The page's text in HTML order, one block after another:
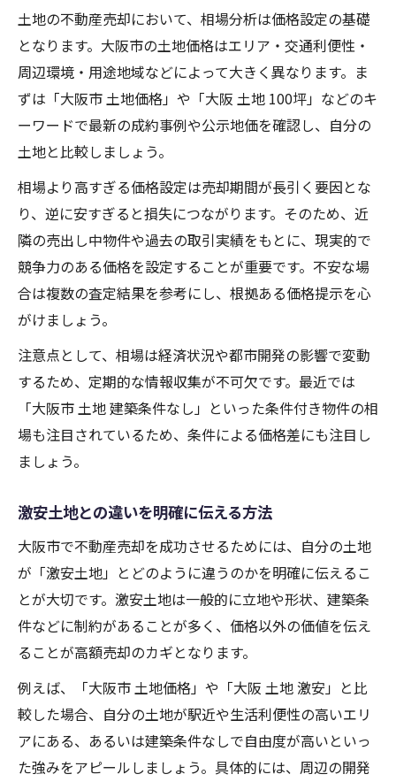
土地の不動産売却において、相場分析は価格設定の基礎
となります。大阪市の土地価格はエリア・交通利便性・
周辺環境・用途地域などによって大きく異なります。ま
ずは「大阪市 土地価格」や「大阪 土地 100坪」などのキ
ーワードで最新の成約事例や公示地価を確認し、自分の
土地と比較しましょう。
相場より高すぎる価格設定は売却期間が長引く要因とな
り、逆に安すぎると損失につながります。そのため、近
隣の売出し中物件や過去の取引実績をもとに、現実的で
競争力のある価格を設定することが重要です。不安な場
合は複数の査定結果を参考にし、根拠ある価格提示を心
がけましょう。
注意点として、相場は経済状況や都市開発の影響で変動
するため、定期的な情報収集が不可欠です。最近では
「大阪市 土地 建築条件なし」といった条件付き物件の相
場も注目されているため、条件による価格差にも注目し
ましょう。
激安土地との違いを明確に伝える方法
大阪市で不動産売却を成功させるためには、自分の土地
が「激安土地」とどのように違うのかを明確に伝えるこ
とが大切です。激安土地は一般的に立地や形状、建築条
件などに制約があることが多く、価格以外の価値を伝え
ることが高額売却のカギとなります。
例えば、「大阪市 土地価格」や「大阪 土地 激安」と比
較した場合、自分の土地が駅近や生活利便性の高いエリ
アにある、あるいは建築条件なしで自由度が高いといっ
た強みをアピールしましょう。具体的には、周辺の開発